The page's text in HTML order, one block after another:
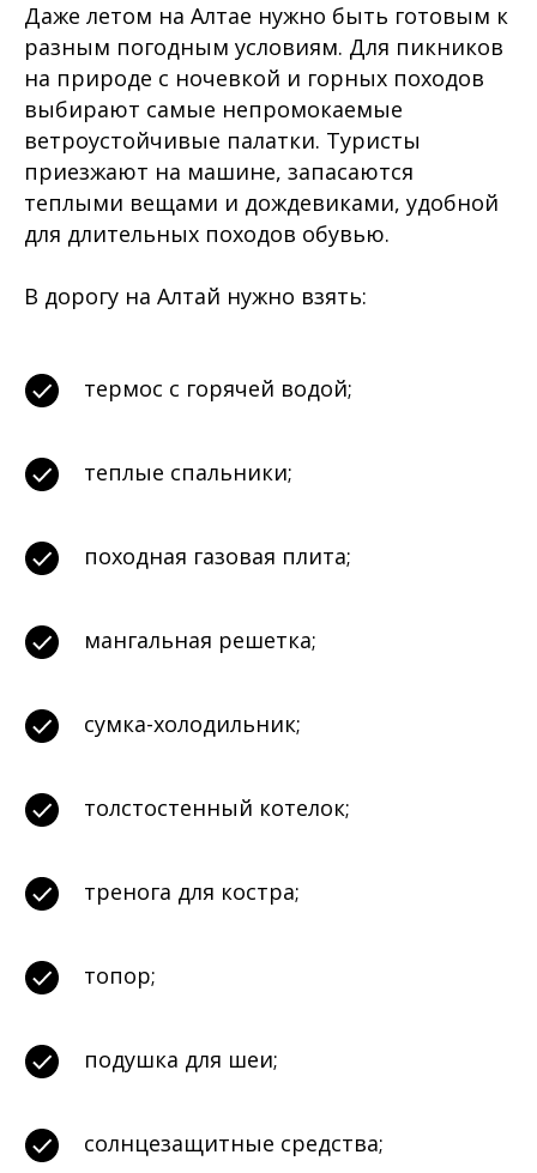
Даже летом на Алтае нужно быть готовым к
разным погодным условиям. Для пикников
на природе с ночевкой и горных походов
выбирают самые непромокаемые
ветроустойчивые палатки. Туристы
приезжают на машине, запасаются
теплыми вещами и дождевиками, удобной
для длительных походов обувью.
В дорогу на Алтай нужно взять:
термос с горячей водой;
теплые спальники;
походная газовая плита;
мангальная решетка;
сумка-холодильник;
толстостенный котелок;
тренога для костра;
топор;
подушка для шеи;
солнцезащитные средства;